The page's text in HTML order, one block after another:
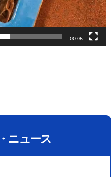
00:05
ニュース